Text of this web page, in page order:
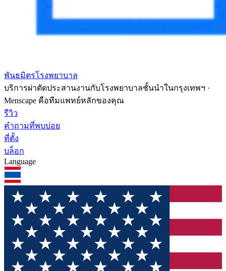
พันธมิตรโรงพยาบาล
บริการผ่าตัดประสานงานกับโรงพยาบาลชั้นนำในกรุงเทพฯ ·
Menscape คือทีมแพทย์หลักของคุณ
รีวิว
คำถามที่พบบ่อย
ที่ตั้ง
บล็อก
Language